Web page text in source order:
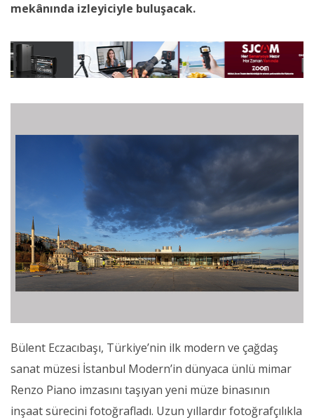
mekânında izleyiciyle buluşacak.
Bülent Eczacıbaşı, Türkiye’nin ilk modern ve çağdaş
sanat müzesi İstanbul Modern’in dünyaca ünlü mimar
Renzo Piano imzasını taşıyan yeni müze binasının
inşaat sürecini fotoğrafladı. Uzun yıllardır fotoğrafçılıkla